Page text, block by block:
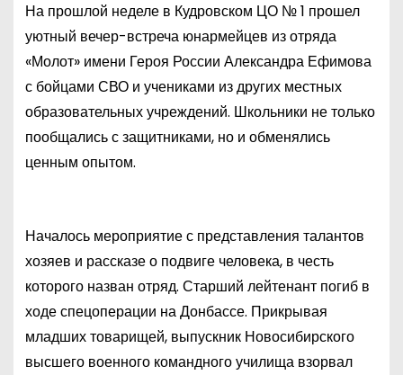
На прошлой неделе в Кудровском ЦО № 1 прошел
уютный вечер-встреча юнармейцев из отряда
«Молот» имени Героя России Александра Ефимова
с бойцами СВО и учениками из других местных
образовательных учреждений. Школьники не только
пообщались с защитниками, но и обменялись
ценным опытом.
Началось мероприятие с представления талантов
хозяев и рассказе о подвиге человека, в честь
которого назван отряд. Старший лейтенант погиб в
ходе спецоперации на Донбассе. Прикрывая
младших товарищей, выпускник Новосибирского
высшего военного командного училища взорвал